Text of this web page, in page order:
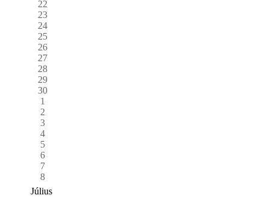
22
23
24
25
26
27
28
29
30
1
2
3
4
5
6
7
8
Július